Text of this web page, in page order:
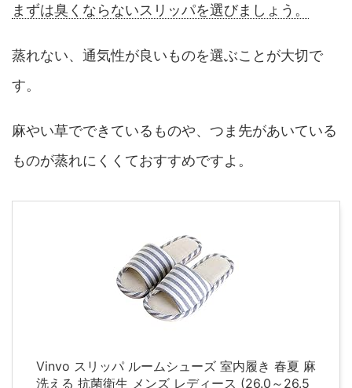
まずは臭くならないスリッパを選びましょう。
蒸れない、通気性が良いものを選ぶことが大切で
す。
麻やい草でできているものや、つま先があいている
ものが蒸れにくくておすすめですよ。
Vinvo スリッパ ルームシューズ 室内履き 春夏 麻
洗える 抗菌衛生 メンズ レディース (26.0～26.5